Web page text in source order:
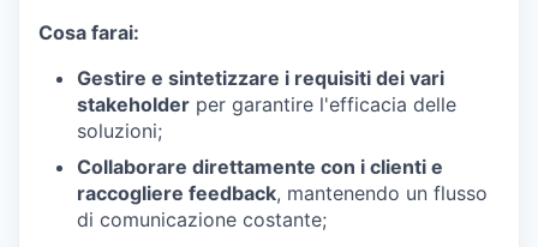
Cosa farai:
Gestire e sintetizzare i requisiti dei vari
stakeholder per garantire l'efficacia delle
soluzioni;
Collaborare direttamente con i clienti e
raccogliere feedback, mantenendo un flusso
di comunicazione costante;